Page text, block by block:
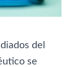
del
se